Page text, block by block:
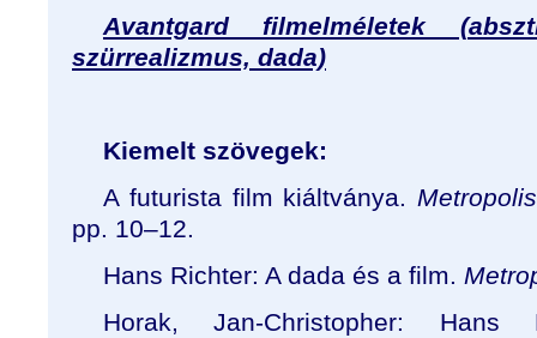
Avantgard filmelméletek
szürrealizmus, dada)
Kiemelt szövegek:
A futurista film kiáltványa. Metropolis
pp. 10–12.
Hans Richter: A dada és a film.
Horak, Jan-Christopher: